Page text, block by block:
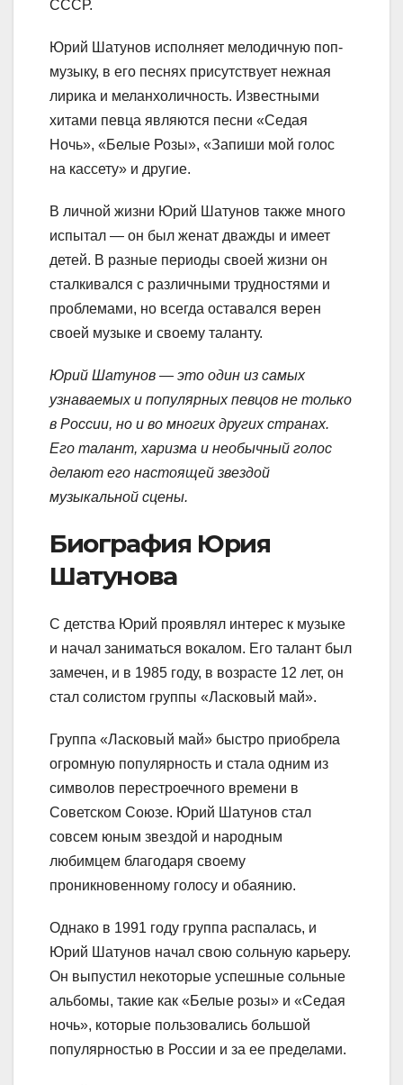
СССР.
Юрий Шатунов исполняет мелодичную поп-
музыку, в его песнях присутствует нежная
лирика и меланхоличность. Известными
хитами певца являются песни «Седая
Ночь», «Белые Розы», «Запиши мой голос
на кассету» и другие.
В личной жизни Юрий Шатунов также много
испытал — он был женат дважды и имеет
детей. В разные периоды своей жизни он
сталкивался с различными трудностями и
проблемами, но всегда оставался верен
своей музыке и своему таланту.
Юрий Шатунов — это один из самых
узнаваемых и популярных певцов не только
в России, но и во многих других странах.
Его талант, харизма и необычный голос
делают его настоящей звездой
музыкальной сцены.
Биография Юрия
Шатунова
С детства Юрий проявлял интерес к музыке
и начал заниматься вокалом. Его талант был
замечен, и в 1985 году, в возрасте 12 лет, он
стал солистом группы «Ласковый май».
Группа «Ласковый май» быстро приобрела
огромную популярность и стала одним из
символов перестроечного времени в
Советском Союзе. Юрий Шатунов стал
совсем юным звездой и народным
любимцем благодаря своему
проникновенному голосу и обаянию.
Однако в 1991 году группа распалась, и
Юрий Шатунов начал свою сольную карьеру.
Он выпустил некоторые успешные сольные
альбомы, такие как «Белые розы» и «Седая
ночь», которые пользовались большой
популярностью в России и за ее пределами.